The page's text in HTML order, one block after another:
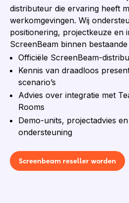
distributeur die ervaring heeft
werkomgevingen. Wij
positionering, projectkeuze en
ScreenBeam binnen
Officiële ScreenBeam-
Kennis van draadloos
scenario’s
Advies over integratie met
Rooms
Demo-units, projectadvies
ondersteuning
Screenbeam reseller worden